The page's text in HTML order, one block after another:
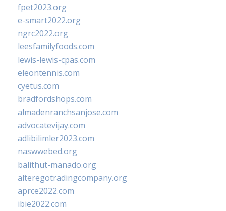
fpet2023.org
e-smart2022.org
ngrc2022.org
leesfamilyfoods.com
lewis-lewis-cpas.com
eleontennis.com
cyetus.com
bradfordshops.com
almadenranchsanjose.com
advocatevijay.com
adlibilimler2023.com
naswwebed.org
balithut-manado.org
alteregotradingcompany.org
aprce2022.com
ibie2022.com